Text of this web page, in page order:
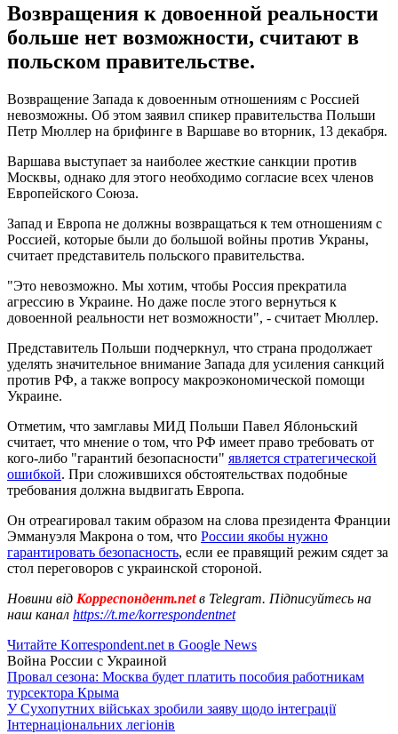
Возвращения к довоенной реальности
больше нет возможности, считают в
польском правительстве.
Возвращение Запада к довоенным отношениям с Россией
невозможны. Об этом заявил спикер правительства Польши
Петр Мюллер на брифинге в Варшаве во вторник, 13 декабря.
Варшава выступает за наиболее жесткие санкции против
Москвы, однако для этого необходимо согласие всех членов
Европейского Союза.
Запад и Европа не должны возвращаться к тем отношениям с
Россией, которые были до большой войны против Украны,
считает представитель польского правительства.
"Это невозможно. Мы хотим, чтобы Россия прекратила
агрессию в Украине. Но даже после этого вернуться к
довоенной реальности нет возможности", - считает Мюллер.
Представитель Польши подчеркнул, что страна продолжает
уделять значительное внимание Запада для усиления санкций
против РФ, а также вопросу макроэкономической помощи
Украине.
Отметим, что замглавы МИД Польши Павел Яблоньский
считает, что мнение о том, что РФ имеет право требовать от
кого-либо "гарантий безопасности" является стратегической
ошибкой. При сложившихся обстоятельствах подобные
требования должна выдвигать Европа.
Он отреагировал таким образом на слова президента Франции
Эммануэля Макрона о том, что России якобы нужно
гарантировать безопасность, если ее правящий режим сядет за
стол переговоров с украинской стороной.
Новини від Корреспондент.netв Telegram. Підписуйтесь на
наш канал https://t.me/korrespondentnet
Читайте Korrespondent.net в Google News
Война России с Украиной
Провал сезона: Москва будет платить пособия работникам
турсектора Крыма
У Сухопутних військах зробили заяву щодо інтеграції
Інтернаціональних легіонів